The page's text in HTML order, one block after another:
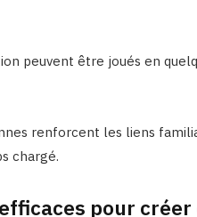
peuvent être joués en
renforcent les liens
chargé.
pour créer